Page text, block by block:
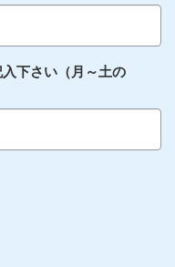
下さい（月～土の